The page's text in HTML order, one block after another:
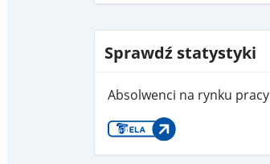
Sprawdź statystyki
Absolwenci na rynku pracy